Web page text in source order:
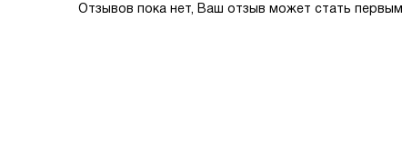
Отзывов пока нет, Ваш отзыв может стать первым.